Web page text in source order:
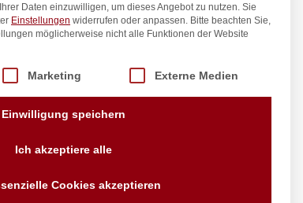
inkl. / exkl. MwSt.
Anfragen
Wir sind seit über 40 Jahren
für Sie da
Daten einzuwilligen, um dieses Angebot zu nutzen. Sie
Einstellungen widerrufen oder anpassen. Bitte beachten Sie,
möglicherweise nicht alle Funktionen der Website
Gruppen, für die eine Einwilligung erteilt werden kann.
Marketing Externe Medien
Einwilligung speichern
Ich akzeptiere alle
Cookies akzeptieren